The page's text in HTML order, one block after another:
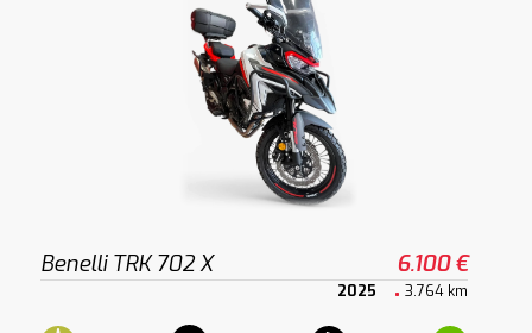
Benelli TRK 702 X 6.100 €
2025 3.764 km